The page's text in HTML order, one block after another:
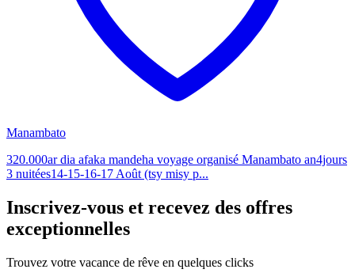
Manambato
320.000ar dia afaka mandeha voyage organisé Manambato an4jours
3 nuitées14-15-16-17 Août (tsy misy p...
Inscrivez-vous et recevez des offres
exceptionnelles
Trouvez votre vacance de rêve en quelques clicks